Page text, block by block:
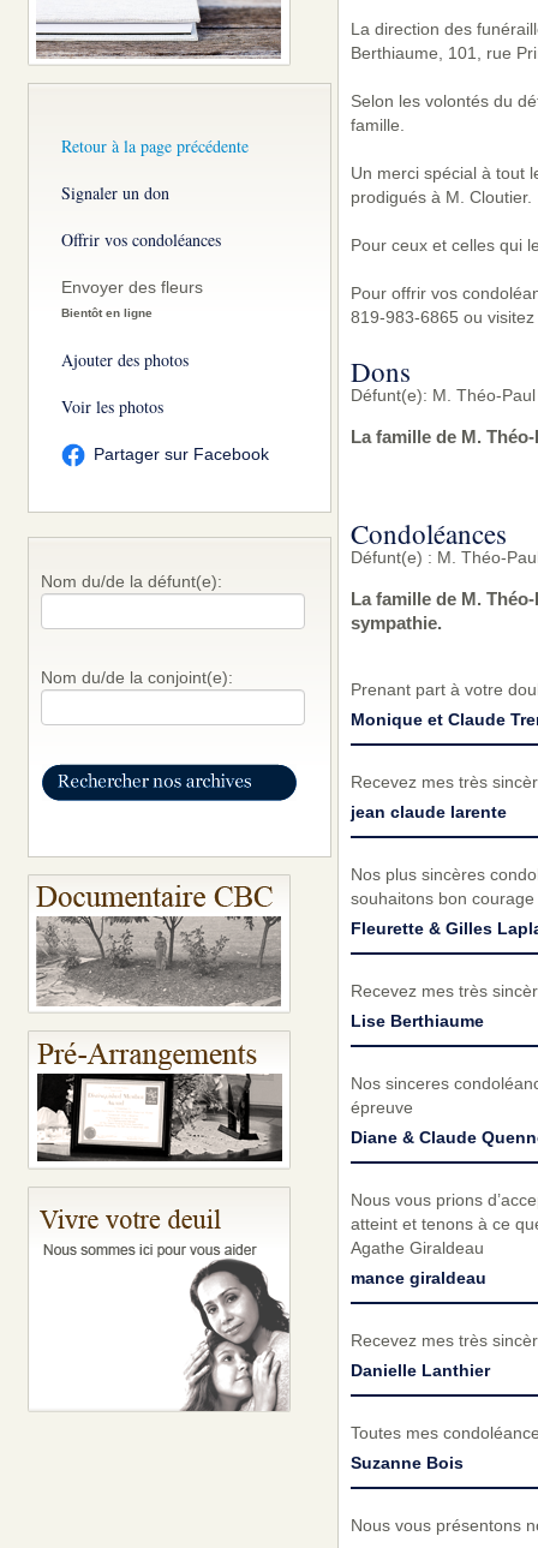
Retour à la page précédente
Signaler un don
Offrir vos condoléances
Envoyer des fleurs
Bientôt en ligne
Ajouter des photos
Voir les photos
Partager sur Facebook
Nom du/de la défunt(e):
Nom du/de la conjoint(e):
La direction des
Berthiaume, 101, rue
Selon les volontés du
famille.
Un merci spécial à tout
prodigués à M. Cloutier.
Pour ceux et celles qui
Pour offrir vos
819-983-6865 ou
Dons
Défunt(e): M. Théo-
La famille de M.
Condoléances
Défunt(e) : M. Théo-
La famille de M.
sympathie.
Prenant part à votre
Monique et Claude
Recevez mes très
jean claude larente
Nos plus sincères
souhaitons bon courage
Fleurette & Gilles
Recevez mes très
Lise Berthiaume
Nos sinceres
épreuve
Diane & Claude
Nous vous prions
atteint et tenons à ce
Agathe Giraldeau
mance giraldeau
Recevez mes très
Danielle Lanthier
Toutes mes
Suzanne Bois
Nous vous présentons